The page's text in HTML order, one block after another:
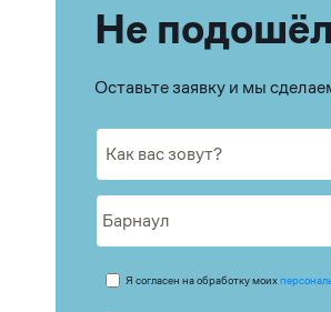
Не
Оставьте заявку и мы
Я согласен на обработку моих